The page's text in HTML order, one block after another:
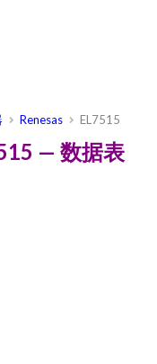
Renesas EL7515
— 数据表